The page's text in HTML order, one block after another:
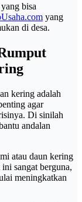
bisa
yang
di desa.
kering adalah
agar
Di sinilah
andalan
atau daun kering
sangat berguna,
meningkatkan